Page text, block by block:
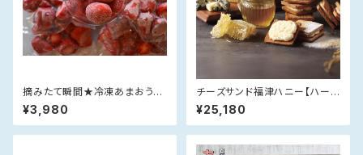
摘みたて瞬間★冷凍あまおう小
分けパック（250g×4）【のし対
応不可】
¥3,980
チーズサンド福津ハニー【ハーフ
ケース(15箱・手提げ袋付)】【送
料無料】
¥25,180